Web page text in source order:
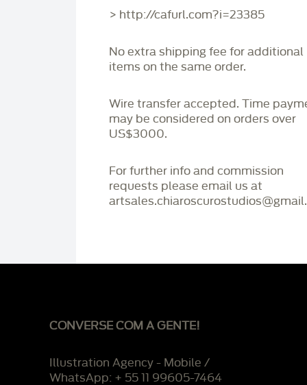
> http://cafurl.com?i=23385
No extra shipping fee for additional
items on the same order.
Wire transfer accepted. Time
may be considered on orders over
US$3000.
For further info and commission
requests please email us at
CONVERSE COM A GENTE!
Illustration Agency - Mobile /
WhatsApp: + 55 11 99605-7464